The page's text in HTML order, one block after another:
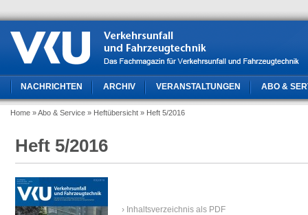
NACHRICHTEN ARCHIV VERANSTALTUNGEN ABO &
Home » Abo & Service » Heftübersicht » Heft 5/2016
Heft 5/2016
› Inhaltsverzeichnis als PDF